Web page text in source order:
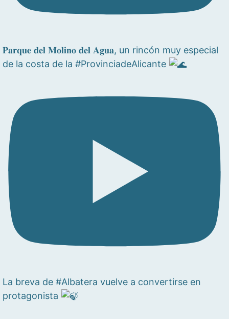
𝐏𝐚𝐫𝐪𝐮𝐞 𝐝𝐞𝐥 𝐌𝐨𝐥𝐢𝐧𝐨 𝐝𝐞𝐥 𝐀𝐠𝐮𝐚, un rincón muy especial
de la costa de la #ProvinciadeAlicante
La breva de #Albatera vuelve a convertirse en
protagonista